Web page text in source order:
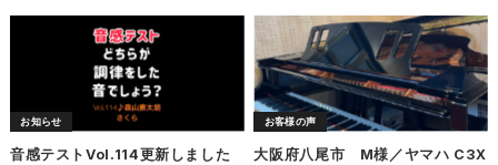
お知らせ
音感テストVol.114更新しました
お客様の声
大阪府八尾市 M様／ヤマハ C3X